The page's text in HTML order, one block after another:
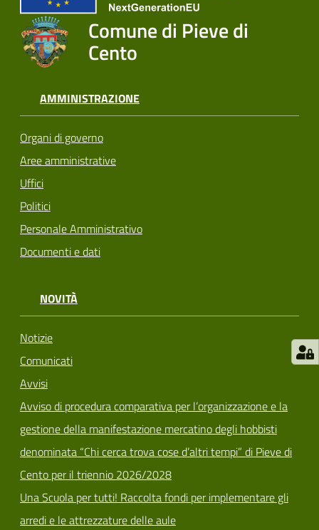
Comune di Pieve di
Cento
AMMINISTRAZIONE
Organi di governo
Aree amministrative
Uffici
Politici
Personale Amministrativo
Documenti e dati
NOVITÀ
Notizie
Comunicati
Avvisi
Avviso di procedura comparativa per l’organizzazione e la
gestione della manifestazione mercatino degli hobbisti
denominata “Chi cerca trova cose d’altri tempi” di Pieve di
Cento per il triennio 2026/2028
Una Scuola per tutti! Raccolta fondi per implementare gli
arredi e le attrezzature delle aule